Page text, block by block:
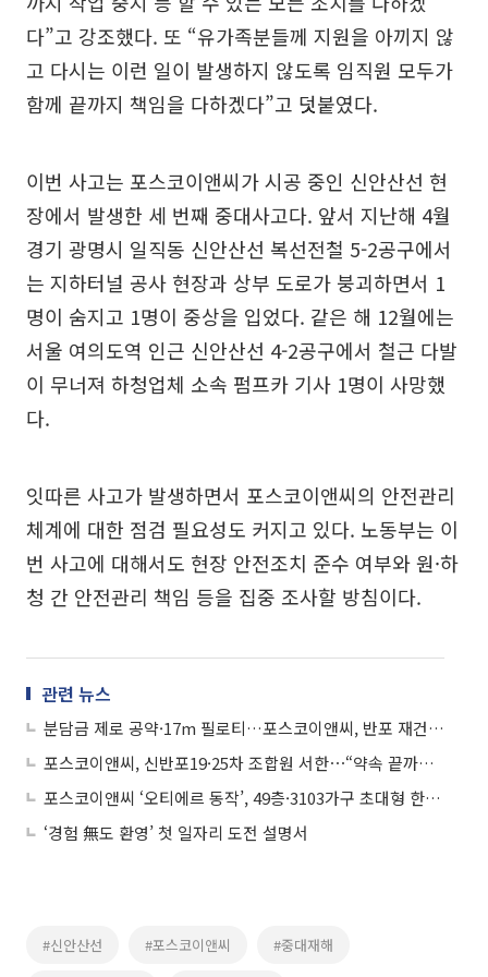
다”고 강조했다. 또 “유가족분들께 지원을 아끼지 않
고 다시는 이런 일이 발생하지 않도록 임직원 모두가
함께 끝까지 책임을 다하겠다”고 덧붙였다.
이번 사고는 포스코이앤씨가 시공 중인 신안산선 현
장에서 발생한 세 번째 중대사고다. 앞서 지난해 4월
경기 광명시 일직동 신안산선 복선전철 5-2공구에서
는 지하터널 공사 현장과 상부 도로가 붕괴하면서 1
명이 숨지고 1명이 중상을 입었다. 같은 해 12월에는
서울 여의도역 인근 신안산선 4-2공구에서 철근 다발
이 무너져 하청업체 소속 펌프카 기사 1명이 사망했
다.
잇따른 사고가 발생하면서 포스코이앤씨의 안전관리
체계에 대한 점검 필요성도 커지고 있다. 노동부는 이
번 사고에 대해서도 현장 안전조치 준수 여부와 원·하
청 간 안전관리 책임 등을 집중 조사할 방침이다.
관련 뉴스
분담금 제로 공약·17m 필로티…포스코이앤씨, 반포 재건축에 올인
포스코이앤씨, 신반포19·25차 조합원 서한⋯“약속 끝까지 지킨다”
포스코이앤씨 ‘오티에르 동작’, 49층·3103가구 초대형 한강변 랜드마크 현실화
‘경험 無도 환영’ 첫 일자리 도전 설명서
#신안산선 #포스코이앤씨 #중대재해